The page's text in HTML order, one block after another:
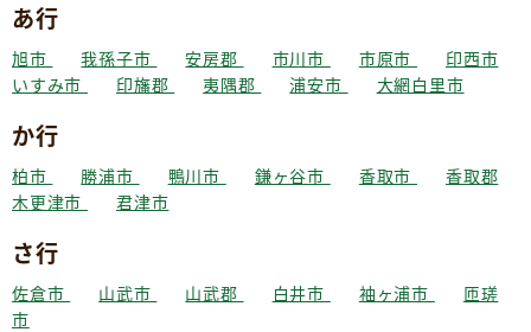
あ行
旭市 我孫子市 安房郡 市川市 市原市
印西市
いすみ市
印旛郡 夷隅郡 浦安市 大網白里市
か行
柏市 勝浦市 鴨川市 鎌ヶ谷市 香取市
香取郡
木更津市
君津市
さ行
佐倉市 山武市 山武郡 白井市 袖ヶ浦市
匝瑳
市